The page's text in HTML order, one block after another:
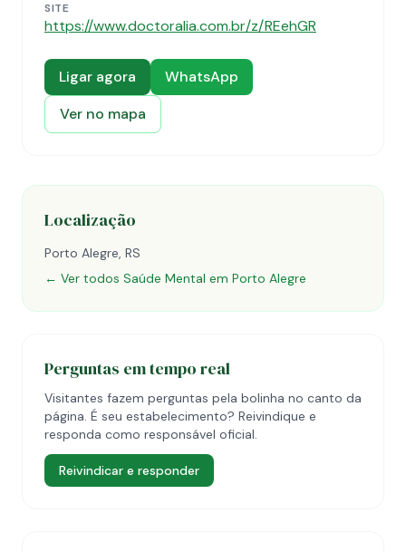
SITE
https://www.doctoralia.com.br/z/REehGR
Ligar agora
WhatsApp
Ver no mapa
Localização
Porto Alegre, RS
← Ver todos Saúde Mental em Porto Alegre
Perguntas em tempo real
Visitantes fazem perguntas pela bolinha no canto da
página. É seu estabelecimento? Reivindique e
responda como responsável oficial.
Reivindicar e responder